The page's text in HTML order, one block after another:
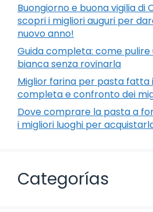
Buongiorno e buona vigilia di
scopri i migliori auguri per
nuovo anno!
Guida completa: come
bianca senza rovinarla
Miglior farina per pasta fatta
completa e confronto dei
Dove comprare la pasta a
i migliori luoghi per
Categorías